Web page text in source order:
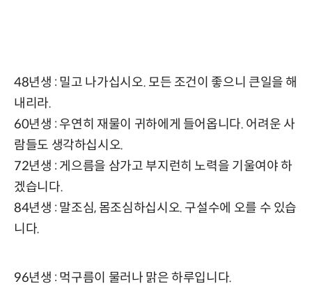
48년생 : 밀고 나가십시오. 모든 조건이 좋으니 큰일을 해
내리라.
60년생 : 우연히 재물이 귀하에게 들어옵니다. 어려운 사
람들도 생각하십시오.
72년생 : 게으름을 삼가고 부지런히 노력을 기울여야 하
겠습니다.
84년생 : 말조심, 몸조심하십시오. 구설수에 오를 수 있습
니다.
96년생 : 먹구름이 물러나 맑은 하루입니다.